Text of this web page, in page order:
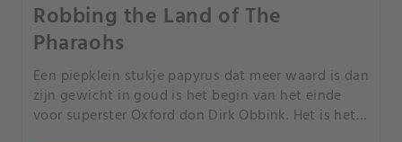
Robbing the Land of The
Pharaohs
Een piepklein stukje papyrus dat meer waard is dan
zijn gewicht in goud is het begin van het einde
voor superster Oxford don Dirk Obbink. Het is het